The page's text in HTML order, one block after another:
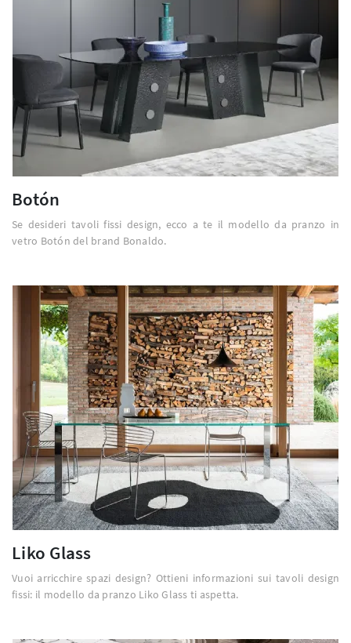
Botón
Se desideri tavoli fissi design, ecco a te il modello da pranzo in
vetro Botón del brand Bonaldo.
Liko Glass
Vuoi arricchire spazi design? Ottieni informazioni sui tavoli design
fissi: il modello da pranzo Liko Glass ti aspetta.